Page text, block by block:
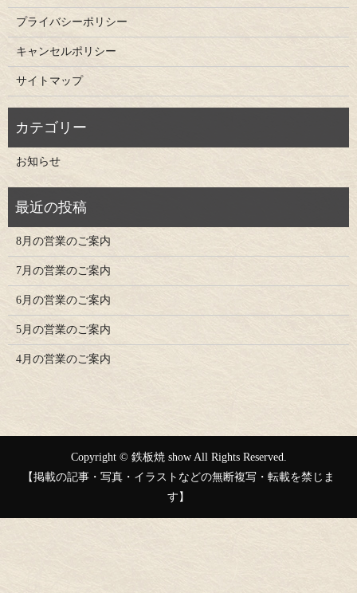
プライバシーポリシー
キャンセルポリシー
サイトマップ
お知らせ
8月の営業のご案内
7月の営業のご案内
6月の営業のご案内
5月の営業のご案内
4月の営業のご案内
Copyright © 鉄板焼 show All Rights Reserved.
【掲載の記事・写真・イラストなどの無断複写・転載を禁じま
す】